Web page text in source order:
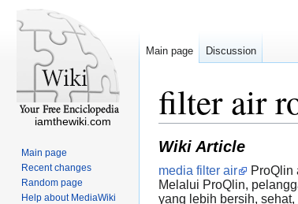
filter air
Wiki Article
media filter air
ProQlin
Melalui ProQlin,
yang lebih bersih,
Main page Discussion
iamthewiki.com
Main page
Recent changes
Random page
Help about MediaWiki